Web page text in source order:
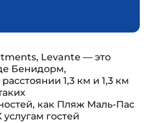
Levante — это
Бенидорм,
1,3 км и 1,3 км
как Пляж Маль-Пас
гостей